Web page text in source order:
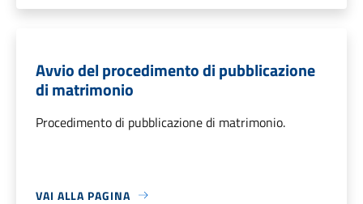
Avvio del procedimento di pubblicazione
di matrimonio
Procedimento di pubblicazione di matrimonio.
VAI ALLA PAGINA